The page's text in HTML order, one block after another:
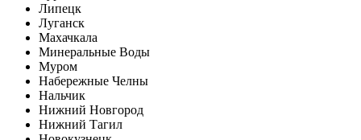
Липецк
Луганск
Махачкала
Минеральные Воды
Муром
Набережные Челны
Нальчик
Нижний Новгород
Нижний Тагил